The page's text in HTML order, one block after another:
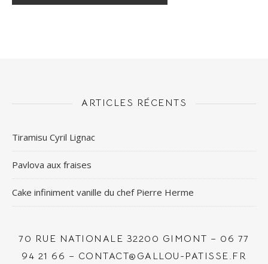
ARTICLES RÉCENTS
Tiramisu Cyril Lignac
Pavlova aux fraises
Cake infiniment vanille du chef Pierre Herme
70 RUE NATIONALE 32200 GIMONT – 06 77
94 21 66 – CONTACT@GALLOU-PATISSE.FR